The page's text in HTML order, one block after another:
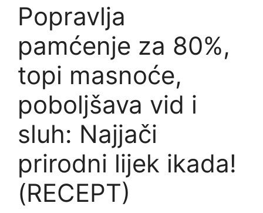
Popravlja
pamćenje za 80%,
topi masnoće,
poboljšava vid i
sluh: Najjači
prirodni lijek ikada!
(RECEPT)